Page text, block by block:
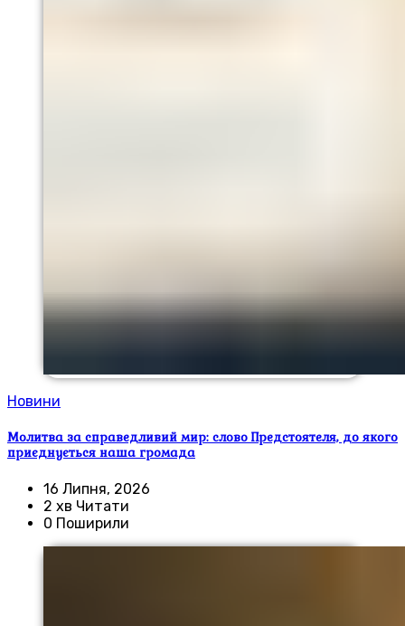
Новини
Молитва за справедливий мир: слово Предстоятеля, до якого
приєднується наша громада
16 Липня, 2026
2 хв Читати
0 Поширили